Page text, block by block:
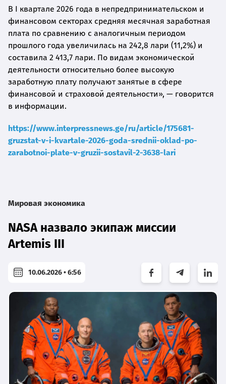
В I квартале 2026 года в непредпринимательском и
финансовом секторах средняя месячная заработная
плата по сравнению с аналогичным периодом
прошлого года увеличилась на 242,8 лари (11,2%) и
составила 2 413,7 лари. По видам экономической
деятельности относительно более высокую
заработную плату получают занятые в сфере
финансовой и страховой деятельности», — говорится
в информации.
https://www.interpressnews.ge/ru/article/175681-
gruzstat-v-i-kvartale-2026-goda-srednii-oklad-po-
zarabotnoi-plate-v-gruzii-sostavil-2-3638-lari
Мировая экономика
NASA назвало экипаж миссии
Artemis III
10.06.2026 • 6:56